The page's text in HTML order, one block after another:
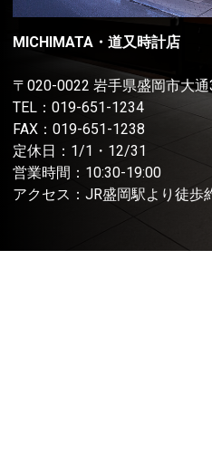
MICHIMATA・道又時計店
〒020-0022 岩手県盛岡市大
TEL： 019-651-1234
FAX：019-651-1238
定休日：1/1・12/31
営業時間：10:30-19:00
アクセス：JR盛岡駅より徒歩